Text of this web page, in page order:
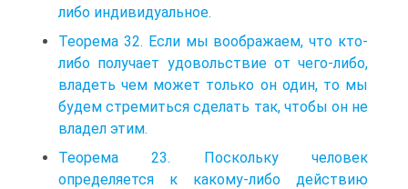
либо индивидуальное.
Теорема 32. Если мы воображаем, что кто-
либо получает удовольствие от чего-либо,
владеть чем может только он один, то мы
будем стремиться сделать так, чтобы он не
владел этим.
Теорема 23. Поскольку человек
определяется к какому-либо действию